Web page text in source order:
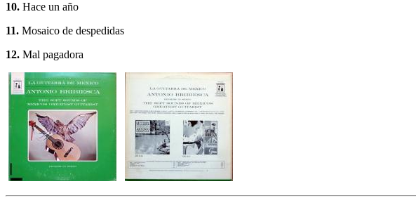
10. Hace un año
11. Mosaico de despedidas
12. Mal pagadora